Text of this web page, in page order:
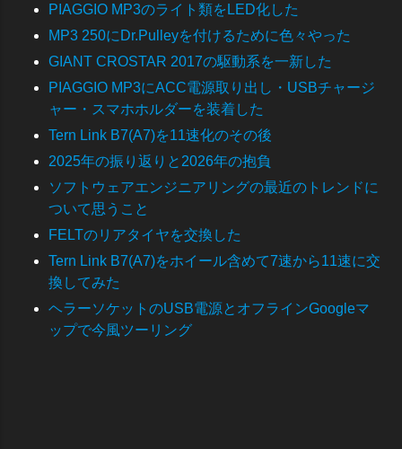
PIAGGIO MP3のライト類をLED化した
MP3 250にDr.Pulleyを付けるために色々やった
GIANT CROSTAR 2017の駆動系を一新した
PIAGGIO MP3にACC電源取り出し・USBチャージ
ャー・スマホホルダーを装着した
Tern Link B7(A7)を11速化のその後
2025年の振り返りと2026年の抱負
ソフトウェアエンジニアリングの最近のトレンドに
ついて思うこと
FELTのリアタイヤを交換した
Tern Link B7(A7)をホイール含めて7速から11速に交
換してみた
ヘラーソケットのUSB電源とオフラインGoogleマ
ップで今風ツーリング